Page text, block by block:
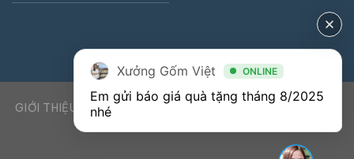
GIỚI THIỆU DỊCH VỤ KIẾN THỨC LIÊN HỆ 0941900823
Xưởng Gốm Việt ONLINE
Em gửi báo giá quà tặng tháng 8/2025
nhé